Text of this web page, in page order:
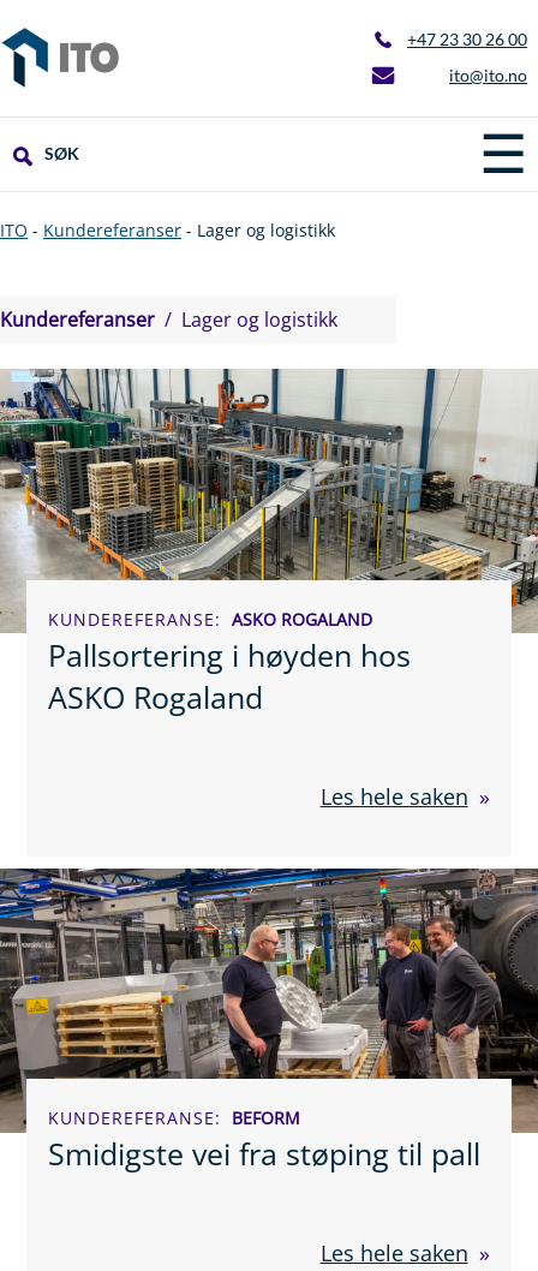
+47 23 30 26 00
ito@ito.no
☰
SØK
ITO - Kundereferanser - Lager og logistikk
Kundereferanser / Lager og logistikk
KUNDEREFERANSE ASKO ROGALAND
Pallsortering i høyden hos
ASKO Rogaland
Les hele saken
KUNDEREFERANSE BEFORM
Smidigste vei fra støping til pall
Les hele saken